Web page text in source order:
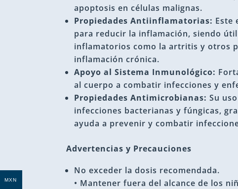
apoptosis en células malignas.
Propiedades Antiinflamatorias: Este
para reducir la inflamación, siendo
inflamatorios como la artritis y otros
inflamación crónica.
Apoyo al Sistema Inmunológico:
al cuerpo a combatir infecciones y
Propiedades Antimicrobianas: Su
infecciones bacterianas y fúngicas,
ayuda a prevenir y combatir
Advertencias y Precauciones
No exceder la dosis recomendada.
• Mantener fuera del alcance de los
MXN